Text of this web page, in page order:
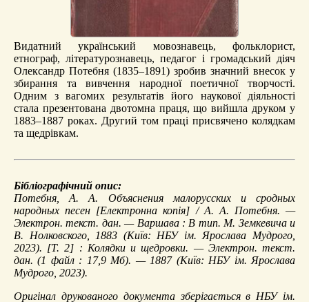
Видатний український мовознавець, фольклорист,
етнограф, літературознавець, педагог і громадський діяч
Олександр Потебня (1835–1891) зробив значний внесок у
збирання та вивчення народної поетичної творчості.
Одним з вагомих результатів його наукової діяльності
стала презентована двотомна праця, що вийшла друком у
1883–1887 роках. Другий том праці присвячено колядкам
та щедрівкам.
Бібліографічний опис:
Потебня, А. А. Объяснения малорусских и сродных
народных песен [Електронна копія] / А. А. Потебня. —
Электрон. текст. дан. — Варшава : В тип. М. Земкевича и
В. Нолковского, 1883 (Київ: НБУ ім. Ярослава Мудрого,
2023). [Т. 2] : Колядки и щедровки. — Электрон. текст.
дан. (1 файл : 17,9 Мб). — 1887 (Київ: НБУ ім. Ярослава
Мудрого, 2023).
Оригінал друкованого документа зберігається в НБУ ім.